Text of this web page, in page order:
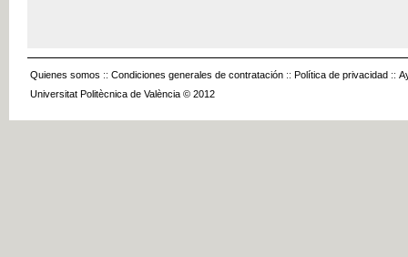
Quienes somos :: Condiciones generales de contratación :: Política de privacidad ::
Universitat Politècnica de València © 2012